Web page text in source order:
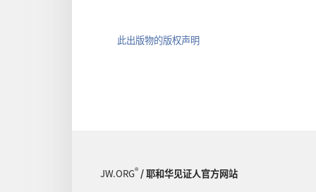
此出版物的版权声明
JW.ORG®/ 耶和华见证人官方网站